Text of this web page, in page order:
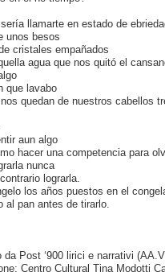
llamarte en estado de
unos besos
cristales empañados
agua que nos quitó el
que lavabo
quedan de nuestros cabellos
aun algo
hacer una competencia para
nunca
lograrla.
los años puestos en el
al pan antes de tirarlo.
da Post ‘900 lirici e narrativi
Centro Cultural Tina Modotti